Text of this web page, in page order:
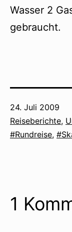
Wasser 2
gebraucht.
Veröffentlicht
am
24. Juli 2009
Kategorisiert
als
Reiseberichte,
Verschlagwortet
Rundreise,
1